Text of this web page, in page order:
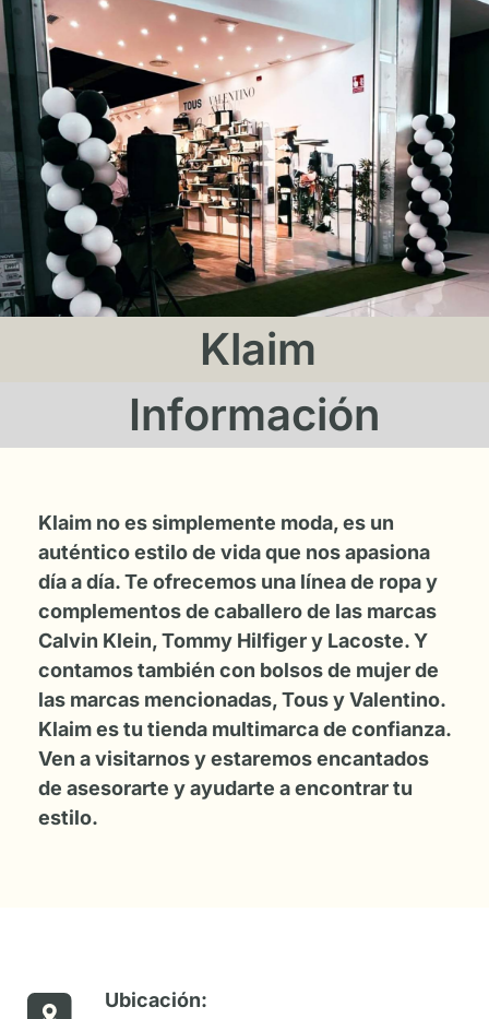
Klaim
Información
Klaim no es simplemente moda, es un
auténtico estilo de vida que nos apasiona
día a día. Te ofrecemos una línea de ropa y
complementos de caballero de las marcas
Calvin Klein, Tommy Hilfiger y Lacoste. Y
contamos también con bolsos de mujer de
las marcas mencionadas, Tous y Valentino.
Klaim es tu tienda multimarca de confianza.
Ven a visitarnos y estaremos encantados
de asesorarte y ayudarte a encontrar tu
estilo.
Ubicación: